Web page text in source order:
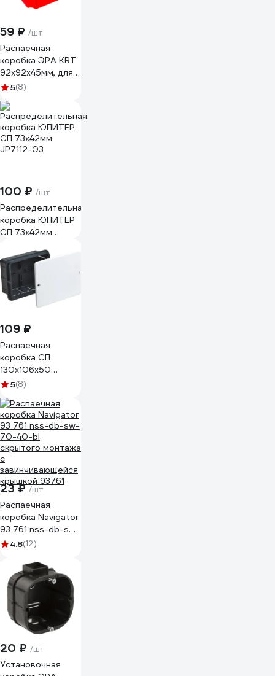
59 ₽ /шт
Распаечная
коробка ЭРА KRT
92х92х45мм, для
твердых стен,
IP20, 126/1134
Б0047256
5(8)
100 ₽ /шт
Распределительная
коробка ЮПИТЕР
СП 73x42мм
109 ₽
Распаечная
коробка СП
130х106х50
Рувинил 10162
5(8)
23 ₽/шт
Распаечная
коробка Navigator
93 761 nss-db-sw-
70-40-bl
завинчивающейся
крышкой 93761
4.8(12)
20 ₽ /шт
Установочная